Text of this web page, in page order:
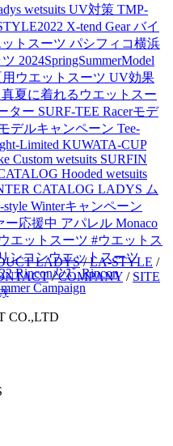
wetsuits UV対策 TMP-
X-tend Gear バイ
トスーツ パシフィコ横浜
2024SpringSummerModel
ウエットスーツ UV効果
真夏に着れるウエットスー
ター SURF-TEE Racerモデ
デルキャンペーン Tee-
Limited KUWATA-CUP
Custom wetsuits SURFIN
Hooded wetsuits
CATALOG LADYS ム
Winterキャンペーン
ー応援中 アパレル Monaco
エットスーツ #ウエットス
ンコンウエットスーツ
Rinconﾒﾝｽﾞ Rincon
Campaign
LADYS/LA-STYLE /
/COMPANY / SITE
CO.,LTD